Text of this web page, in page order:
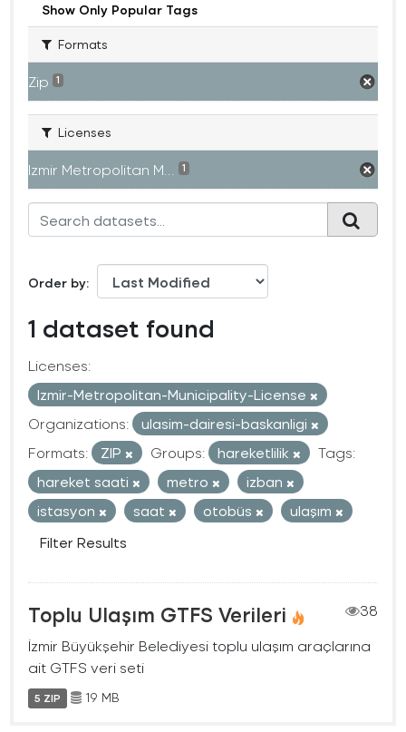
Show Only Popular Tags
Formats
Zip 1
Licenses
Izmir Metropolitan M... 1
Order by
1 dataset found
Licenses:
Izmir-Metropolitan-Municipality-License
Organizations:
ulasim-dairesi-baskanligi
Formats:
ZIP Groups: hareketlilik
Tags:
hareket saati
metro
izban
istasyon
saat otobüs
ulaşım
Filter Results
Toplu Ulaşım GTFS Verileri
38
İzmir Büyükşehir Belediyesi toplu ulaşım araçlarına
ait GTFS veri seti
5 ZIP 19 MB